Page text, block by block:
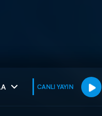
CANLI YAYIN
muhteşem ikili